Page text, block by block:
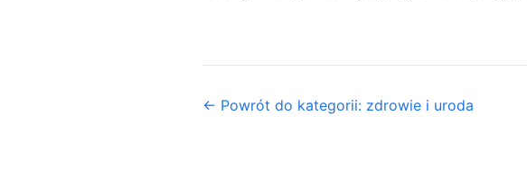
← Powrót do kategorii: zdrowie i uroda